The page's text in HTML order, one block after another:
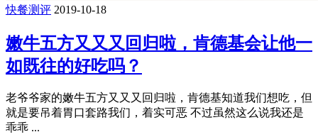
快餐测评 2019-10-18
嫩牛五方又又又回归啦，肯德基会让他一
如既往的好吃吗？
老爷爷家的嫩牛五方又又又回归啦，肯德基知道我们想吃，但
就是要吊着胃口套路我们，着实可恶 不过虽然这么说我还是
乖乖 ...